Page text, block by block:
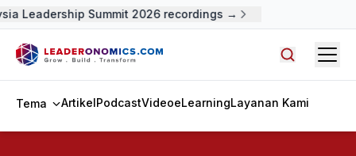
Leadership Summit 2026 recordings →
Tema ArtikelPodcastVideoeLearningLayanan Kami